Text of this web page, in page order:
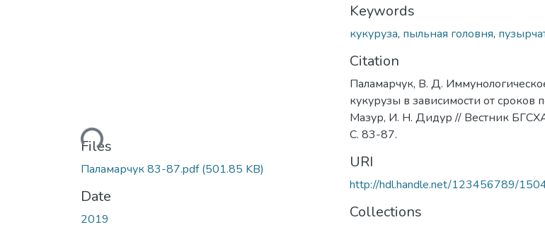
Loading...
Files
Паламарчук 83-87.pdf(501.85 KB)
Date
2019
Keywords
кукуруза, пыльная головня,
Citation
Паламарчук, В. Д.
кукурузы в зависимости от сроков
Мазур, И. Н. Дидур // Вестник
С. 83-87.
URI
http://hdl.handle.net/123456789/
Collections